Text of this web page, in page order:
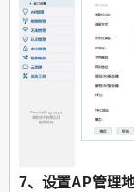
7、设置AP管理